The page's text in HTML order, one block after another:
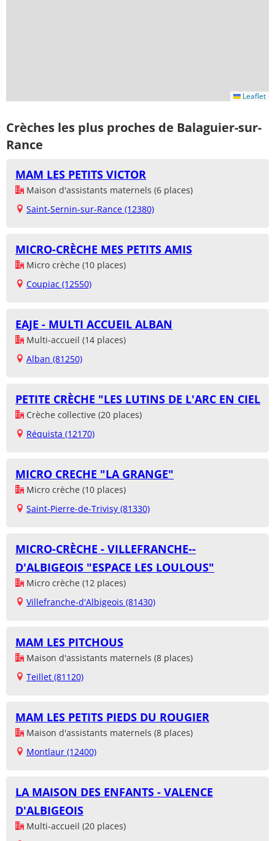
Leaflet
Crèches les plus proches de Balaguier-sur-
Rance
MAM LES PETITS VICTOR
Maison d'assistants maternels (6 places)
Saint-Sernin-sur-Rance (12380)
MICRO-CRÈCHE MES PETITS AMIS
Micro crèche (10 places)
Coupiac (12550)
EAJE - MULTI ACCUEIL ALBAN
Multi-accueil (14 places)
Alban (81250)
PETITE CRÈCHE "LES LUTINS DE L'ARC EN CIEL
Crèche collective (20 places)
Réquista (12170)
MICRO CRECHE "LA GRANGE"
Micro crèche (10 places)
Saint-Pierre-de-Trivisy (81330)
MICRO-CRÈCHE - VILLEFRANCHE--
D'ALBIGEOIS "ESPACE LES LOULOUS"
Micro crèche (12 places)
Villefranche-d'Albigeois (81430)
MAM LES PITCHOUS
Maison d'assistants maternels (8 places)
Teillet (81120)
MAM LES PETITS PIEDS DU ROUGIER
Maison d'assistants maternels (8 places)
Montlaur (12400)
LA MAISON DES ENFANTS - VALENCE
D'ALBIGEOIS
Multi-accueil (20 places)